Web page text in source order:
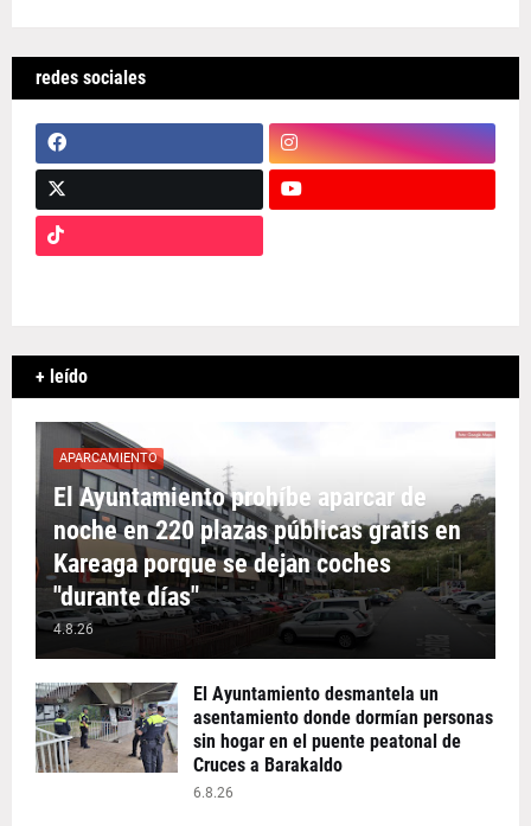
redes sociales
+ leído
APARCAMIENTO
El Ayuntamiento prohíbe aparcar de
noche en 220 plazas públicas gratis en
Kareaga porque se dejan coches
"durante días"
4.8.26
El Ayuntamiento desmantela un
asentamiento donde dormían personas
sin hogar en el puente peatonal de
Cruces a Barakaldo
6.8.26